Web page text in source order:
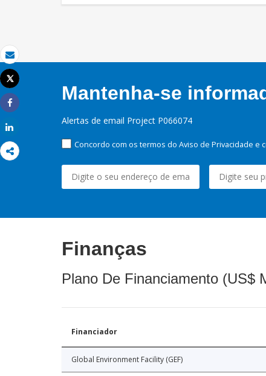
Email
Imprimir
Tweet
Share
Mantenha-se
Alertas de email Project P066074
Concordo com os termos do Aviso de Privacidade
Finanças
Plano De Financiamento (US$
Financiador
Global Environment Facility (GEF)